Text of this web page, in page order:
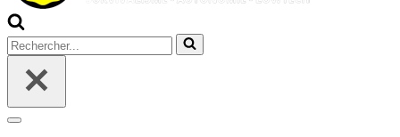
Rechercher...
Menu